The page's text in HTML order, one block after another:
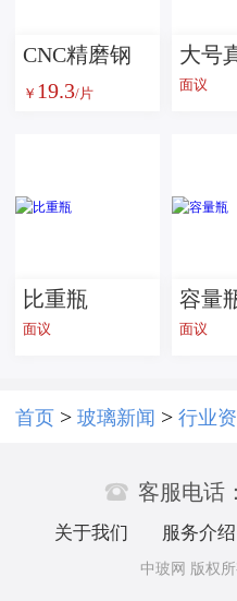
CNC精磨钢
化玻璃 智能
家居用 按需
￥ 19.3/片
大号
面议
比重瓶
面议
容量
面议
首页 > 玻璃新闻 > 行业
 客服电话：
关于我们 服务介绍
中玻网 版权